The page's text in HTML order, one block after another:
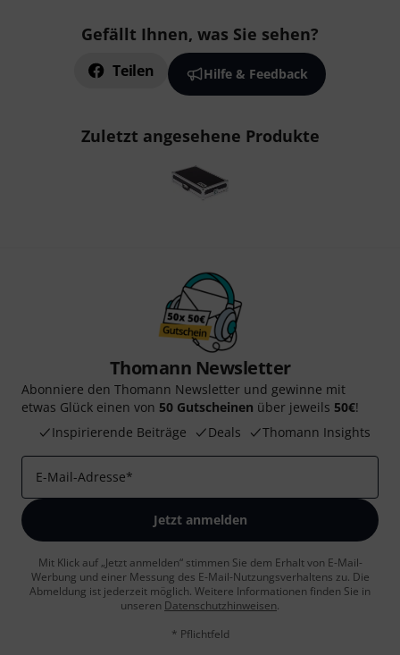
Gefällt Ihnen, was Sie sehen?
Teilen Hilfe & Feedback
Zuletzt angesehene Produkte
Thomann Newsletter
Abonniere den Thomann Newsletter und gewinne mit
etwas Glück einen von 50 Gutscheinen über jeweils 50€!
Inspirierende Beiträge
Deals Thomann Insights
E-Mail-Adresse*
Jetzt anmelden
Mit Klick auf „Jetzt anmelden“ stimmen Sie dem Erhalt von E-Mail-
Werbung und einer Messung des E-Mail-Nutzungsverhaltens zu. Die
Abmeldung ist jederzeit möglich. Weitere Informationen finden Sie in
unseren Datenschutzhinweisen.
* Pflichtfeld